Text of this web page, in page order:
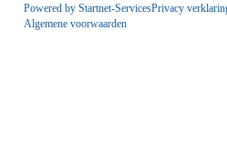
Powered by Startnet-ServicesPrivacy
Algemene voorwaarden